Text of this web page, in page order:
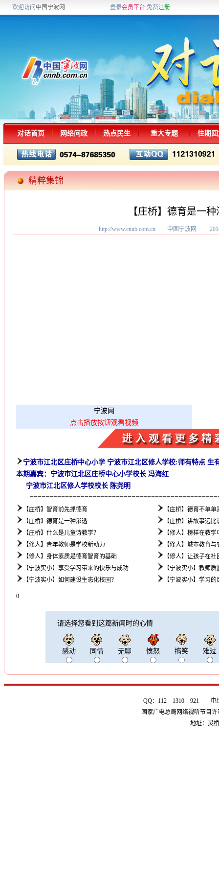
欢迎访问 中国宁波网 登录会员平台 免费注册
对话首页 网络问政 热点民生 重大专题 往期
精粹集锦
【庄桥】德育是一
http://www.cnnb.com.cn 中国宁波网
宁波网
点击播放按钮观看视频
宁波市江北区庄桥中心小学 宁波市江北区修人学校:师有特点 生
本期嘉宾：宁波市江北区庄桥中心小学校长 冯海红
宁波市江北区修人学校校长 陈尧明
【庄桥】智育前先抓德育
【庄桥】德育不单
【庄桥】德育是一种渗透
【庄桥】讲故事远
【庄桥】什么是儿童诗教学？
【修人】榜样在教
【修人】青年教师是学校新动力
【修人】城市教育
【修人】身体素质是德育智育的基础
【修人】让孩子在
【宁波实小】享受学习带来的快乐与成功
【宁波实小】教师
【宁波实小】如何建设生态化校园？
【宁波实小】学习
0
请选择您看到这篇新闻时的心情
感动 同情 无聊 愤怒 搞笑 难过
QQ：112 1310 921 电话
国家广电总局网络视听节目
地址：灵